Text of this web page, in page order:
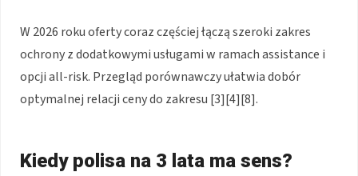
W 2026 roku oferty coraz częściej łączą szeroki zakres
ochrony z dodatkowymi usługami w ramach assistance i
opcji all-risk. Przegląd porównawczy ułatwia dobór
optymalnej relacji ceny do zakresu [3][4][8].
Kiedy polisa na 3 lata ma sens?